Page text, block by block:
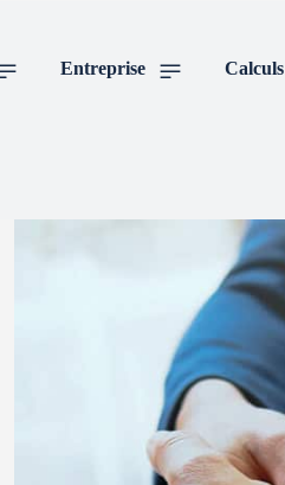
Entreprise Calculs